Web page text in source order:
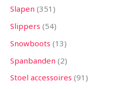
Slapen 351
Slippers 54
Snowboots 13
Spanbanden 2
Stoel accessoires 91